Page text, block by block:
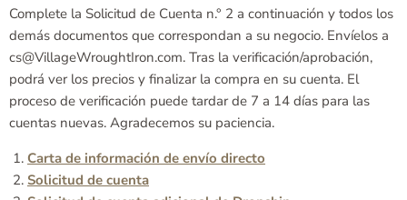
Complete la Solicitud de Cuenta n.° 2 a continuación y todos los
demás documentos que correspondan a su negocio. Envíelos a
cs@VillageWroughtIron.com. Tras la verificación/aprobación,
podrá ver los precios y finalizar la compra en su cuenta. El
proceso de verificación puede tardar de 7 a 14 días para las
cuentas nuevas. Agradecemos su paciencia.
Carta de información de envío directo
Solicitud de cuenta